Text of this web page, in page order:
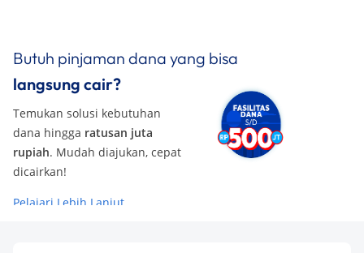
Butuh pinjaman dana yang bisa
langsung cair?
Temukan solusi kebutuhan
dana hingga ratusan juta
rupiah. Mudah diajukan, cepat
dicairkan!
Pelajari Lebih Lanjut